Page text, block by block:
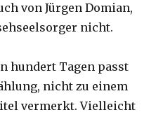
von Jürgen Domian,
nicht.
hundert Tagen passt
nicht zu einem
vermerkt. Vielleicht